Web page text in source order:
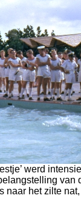
werd
van
naar het zilte